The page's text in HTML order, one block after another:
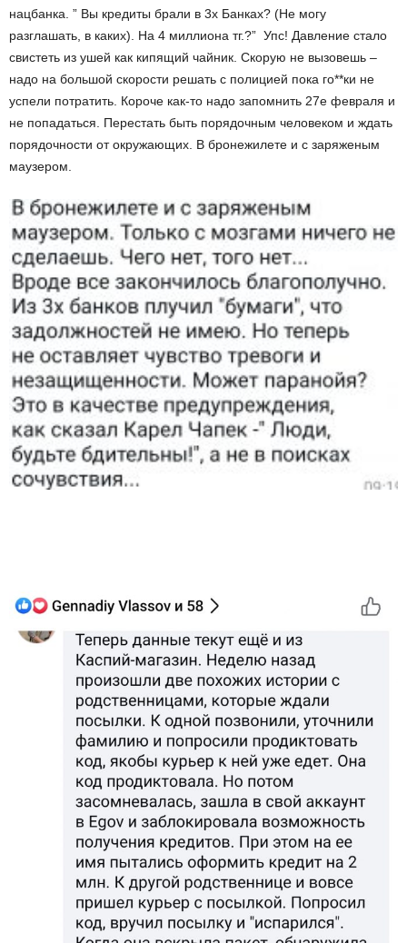
нацбанка. ” Вы кредиты брали в 3х Банках? (Не могу
разглашать, в каких). На 4 миллиона тг.?” Упс! Давление стало
свистеть из ушей как кипящий чайник. Скорую не вызовешь –
надо на большой скорости решать с полицией пока го**ки не
успели потратить. Короче как-то надо запомнить 27е февраля и
не попадаться. Перестать быть порядочным человеком и ждать
порядочности от окружающих. В бронежилете и с заряженым
маузером.